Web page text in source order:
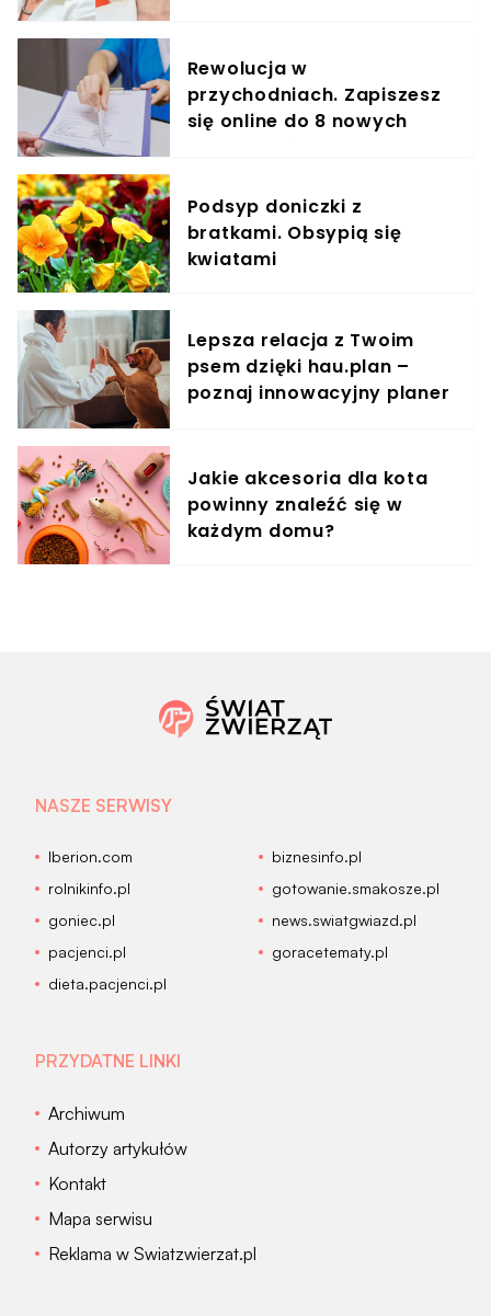
Rewolucja w
przychodniach. Zapiszesz
się online do 8 nowych
Podsyp doniczki z
bratkami. Obsypią się
kwiatami
Lepsza relacja z Twoim
psem dzięki hau.plan –
poznaj innowacyjny planer
Jakie akcesoria dla kota
powinny znaleźć się w
każdym domu?
NASZE SERWISY
Iberion.com
biznesinfo.pl
rolnikinfo.pl
gotowanie.smakosze.pl
goniec.pl
news.swiatgwiazd.pl
pacjenci.pl
goracetematy.pl
dieta.pacjenci.pl
PRZYDATNE LINKI
Archiwum
Autorzy artykułów
Kontakt
Mapa serwisu
Reklama w Swiatzwierzat.pl